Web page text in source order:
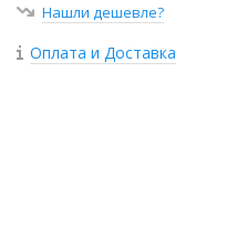
Нашли дешевле?
Оплата и Доставка